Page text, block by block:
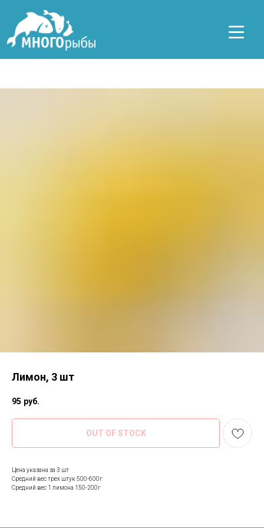
Лимон, 3 шт
95 руб.
OUT OF STOCK
Цена указана за 3 шт
Средний вес трех штук 500-600г
Средний вес 1 лимона 150-200г